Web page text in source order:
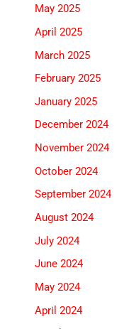
May 2025
April 2025
March 2025
February 2025
January 2025
December 2024
November 2024
October 2024
September 2024
August 2024
July 2024
June 2024
May 2024
April 2024